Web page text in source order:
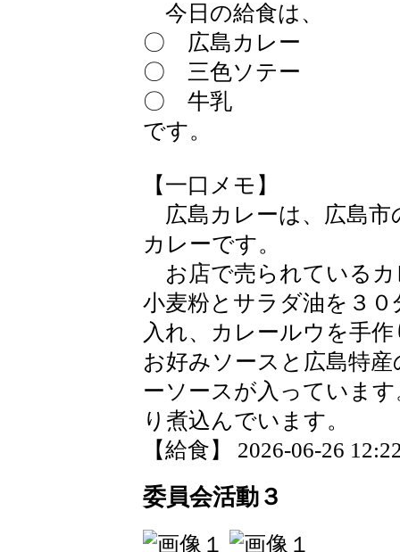
今日の給食は、
〇 広島カレー
〇 三色ソテー
〇 牛乳
です。
【一口メモ】
広島カレーは、広島市
カレーです。
お店で売られているカ
小麦粉とサラダ油を３
入れ、カレールウを手
お好みソースと広島特
ーソースが入っていま
り煮込んでいます。
【給食】 2026-06-26
委員会活動３